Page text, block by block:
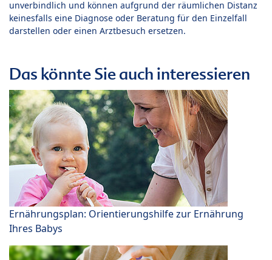
unverbindlich und können aufgrund der räumlichen Distanz
keinesfalls eine Diagnose oder Beratung für den Einzelfall
darstellen oder einen Arztbesuch ersetzen.
Das könnte Sie auch interessieren
Ernährungsplan: Orientierungshilfe zur Ernährung
Ihres Babys